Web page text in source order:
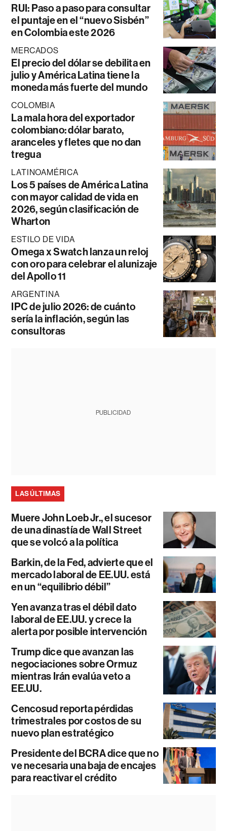
RUI: Paso a paso para consultar
el puntaje en el “nuevo Sisbén”
en Colombia este 2026
MERCADOS
El precio del dólar se debilita en
julio y América Latina tiene la
moneda más fuerte del mundo
COLOMBIA
La mala hora del exportador
colombiano: dólar barato,
aranceles y fletes que no dan
tregua
LATINOAMÉRICA
Los 5 países de América Latina
con mayor calidad de vida en
2026, según clasificación de
Wharton
ESTILO DE VIDA
Omega x Swatch lanza un reloj
con oro para celebrar el alunizaje
del Apollo 11
ARGENTINA
IPC de julio 2026: de cuánto
sería la inflación, según las
consultoras
PUBLICIDAD
LAS ÚLTIMAS
Muere John Loeb Jr., el sucesor
de una dinastía de Wall Street
que se volcó a la política
Barkin, de la Fed, advierte que el
mercado laboral de EE.UU. está
en un “equilibrio débil”
Yen avanza tras el débil dato
laboral de EE.UU. y crece la
alerta por posible intervención
Trump dice que avanzan las
negociaciones sobre Ormuz
mientras Irán evalúa veto a
EE.UU.
Cencosud reporta pérdidas
trimestrales por costos de su
nuevo plan estratégico
Presidente del BCRA dice que no
ve necesaria una baja de encajes
para reactivar el crédito